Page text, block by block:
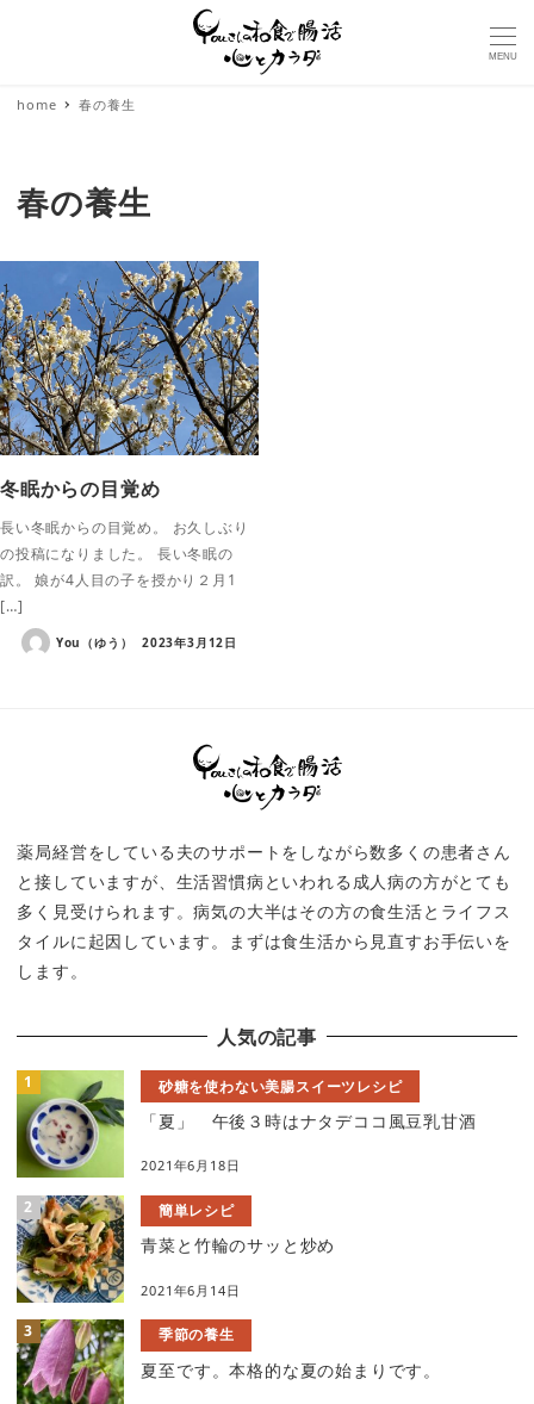
MENU
home 春の養生
春の養生
冬眠からの目覚め
長い冬眠からの目覚め。 お久しぶり
の投稿になりました。 長い冬眠の
訳。 娘が4人目の子を授かり２月1
[…]
You（ゆう） 2023年3月12日
薬局経営をしている夫のサポートをしながら数多くの患者さん
と接していますが、生活習慣病といわれる成人病の方がとても
多く見受けられます。病気の大半はその方の食生活とライフス
タイルに起因しています。まずは食生活から見直すお手伝いを
します。
人気の記事
砂糖を使わない美腸スイーツレシピ
「夏」 午後３時はナタデココ風豆乳甘酒
2021年6月18日
簡単レシピ
青菜と竹輪のサッと炒め
2021年6月14日
季節の養生
夏至です。本格的な夏の始まりです。